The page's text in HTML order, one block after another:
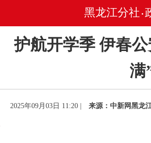
黑龙江分社 •
护航开学季 伊春
满
2025年09月03日 11:20 | 来源：中新网黑龙